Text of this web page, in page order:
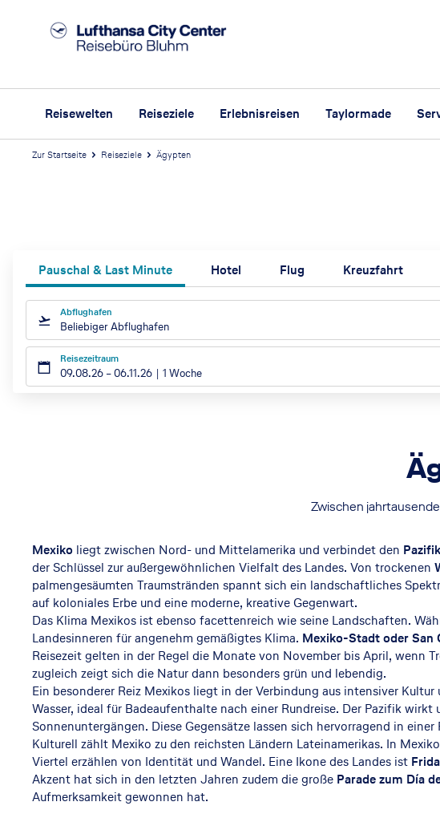
Reisewelten Reiseziele Erlebnisreisen Taylormade
Zur Startseite Reiseziele Ägypten
Ä
g
y
t
e
n
No
rd
afr
Pauschal & Last Minute Hotel Flug Kreuzfahrt
Abflughafen
Beliebiger Abflughafen
Reisezeitraum
09.08.26 –06.11.26 1 Woche
Zwischen
Mexiko liegt zwischen Nord- und Mittelamerika und verbindet den Pazifik
der Schlüssel zur außergewöhnlichen Vielfalt des Landes. Von trockenen
palmengesäumten Traumstränden spannt sich ein landschaftliches
auf koloniales Erbe und eine moderne, kreative Gegenwart.
Das Klima Mexikos ist ebenso facettenreich wie seine Landschaften.
Landesinneren für angenehm gemäßigtes Klima. Mexiko-Stadt oder San
Reisezeit gelten in der Regel die Monate von November bis April, wenn
zugleich zeigt sich die Natur dann besonders grün und lebendig.
Ein besonderer Reiz Mexikos liegt in der Verbindung aus intensiver
Wasser, ideal für Badeaufenthalte nach einer Rundreise. Der Pazifik
Sonnenuntergängen. Diese Gegensätze lassen sich hervorragend in einer
Kulturell zählt Mexiko zu den reichsten Ländern Lateinamerikas. In
Viertel erzählen von Identität und Wandel. Eine Ikone des Landes ist
Akzent hat sich in den letzten Jahren zudem die große Parade zum Día
Aufmerksamkeit gewonnen hat.